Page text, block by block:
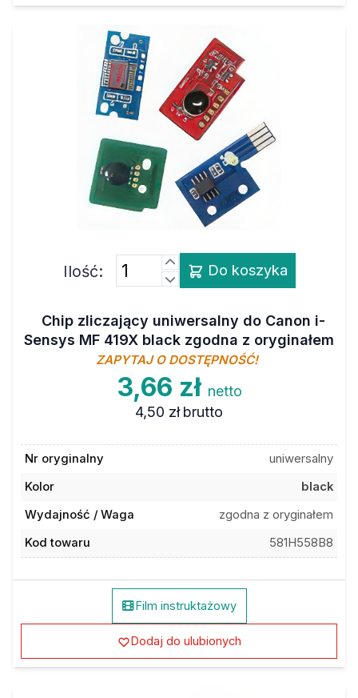
Ilość: Do koszyka
Chip zliczający uniwersalny do Canon i-
Sensys MF 419X black zgodna z oryginałem
ZAPYTAJ O DOSTĘPNOŚĆ!
3,66 zł netto
4,50 zł brutto
Nr oryginalny
uniwersalny
Kolor
black
Wydajność / Waga
zgodna z oryginałem
Kod towaru
581H558B8
Film instruktażowy
Dodaj do ulubionych